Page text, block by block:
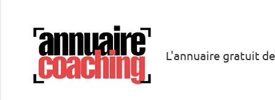
L'annuaire gratuit